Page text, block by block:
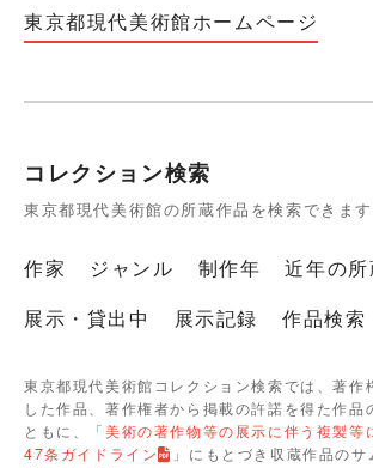
東京都現代美術館ホームページ
コレクション検索
東京都現代美術館の所蔵作品を検索できます
作家 ジャンル 制作年
近年の
展示・貸出中
展示記録 作品検索
東京都現代美術館コレクション検索では、著作
した作品、著作権者から掲載の許諾を得た作品
ともに、「美術の著作物等の展示に伴う複製等
47条ガイドライン
」にもとづき収蔵作品の